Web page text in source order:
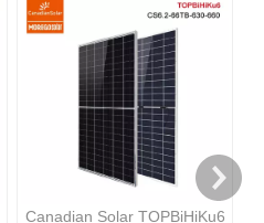
Canadian Solar TOPBiHiKu6